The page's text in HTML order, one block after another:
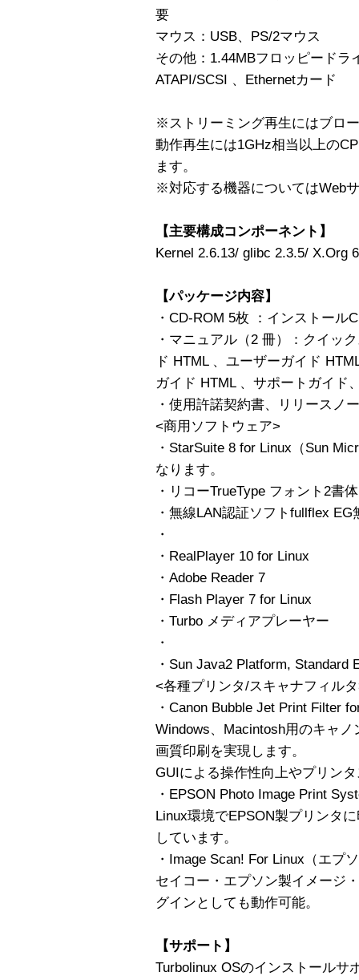
要
マウス：USB、PS/2マウス
その他：1.44MBフロッピードラ
ATAPI/SCSI 、Ethernetカード
※ストリーミング再生にはブロ
動作再生には1GHz相当以上の
ます。
※対応する機器についてはWeb
【主要構成コンポーネント】
Kernel 2.6.13/ glibc 2.3.5/ X.Org
【パッケージ内容】
・CD-ROM 5枚 ：インストール
・マニュアル（2 冊）：クイッ
ド HTML 、ユーザーガイド
ガイド HTML 、サポートガイド
・使用許諾契約書、リリースノ
<商用ソフトウェア>
・StarSuite 8 for Linux（Sun
なります。
・リコーTrueType フォント2書
・無線LAN認証ソフトfullflex EG
・
・RealPlayer 10 for Linux
・Adobe Reader 7
・Flash Player 7 for Linux
・Turbo メディアプレーヤー
・
・Sun Java2 Platform, Standard
<各種プリンタ/スキャナフィル
・Canon Bubble Jet Print Filter
Windows、Macintosh用のキャ
画質印刷を実現します。
GUIによる操作性向上やプリン
・EPSON Photo Image Print
Linux環境でEPSON製プリンタ
しています。
・Image Scan! For Linux（エプ
セイコー・エプソン製イメージ
グインとしても動作可能。
【サポート】
Turbolinux OSのインストールサ